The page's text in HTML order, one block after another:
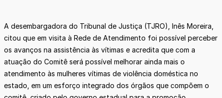
A desembargadora do Tribunal de Justiça (TJRO), Inês Moreira,
citou que em visita à Rede de Atendimento foi possível perceber
os avanços na assistência às vítimas e acredita que com a
atuação do Comitê será possível melhorar ainda mais o
atendimento às mulheres vítimas de violência doméstica no
estado, em um esforço integrado dos órgãos que compõem o